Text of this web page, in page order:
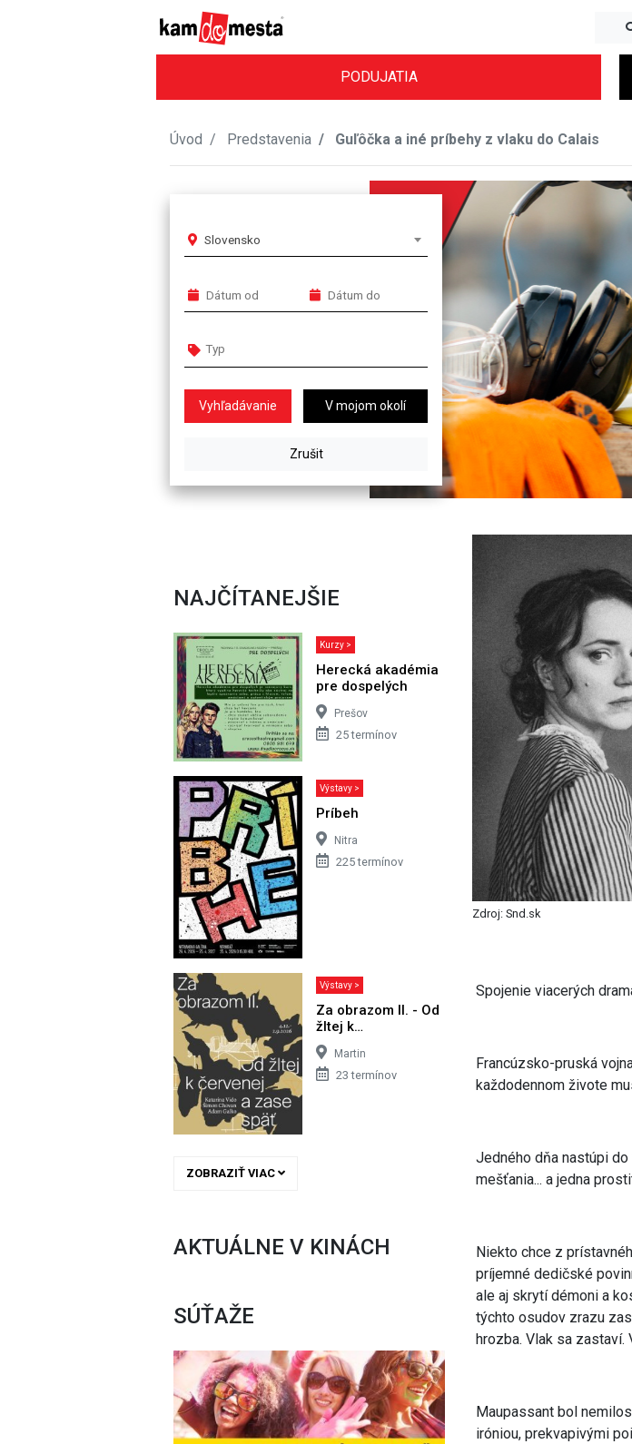
PODUJATIA
Úvod Predstavenia Guľôčka a iné príbehy z vlaku do Calais
Slovensko
V mojom okolí
Previous
NAJČÍTANEJŠIE
Kurzy >
Herecká akadémia
pre dospelých
Prešov
25 termínov
Výstavy >
Príbeh
Nitra
225 termínov
Výstavy >
Za obrazom II. - Od
žltej k…
Martin
23 termínov
ZOBRAZIŤ VIAC
AKTUÁLNE V KINÁCH
SÚŤAŽE
Zdroj: Snd.sk
Spojenie viacerých
Francúzsko-pruská
každodennom živote
Jedného dňa nastúpi
mešťania... a jedna
Niekto chce z
príjemné dedičské
ale aj skrytí démoni a
týchto osudov zrazu
hrozba. Vlak sa zastaví.
Maupassant bol
iróniou, prekvapivými